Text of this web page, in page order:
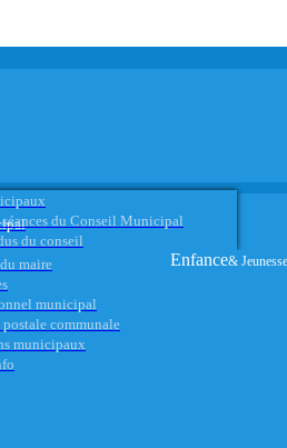
du Conseil Municipal
du conseil
maire
municipal
postale communale
municipaux
Enfance& Jeunesse